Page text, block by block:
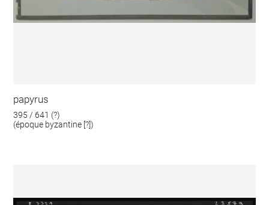
papyrus
395 / 641 (?)
(époque byzantine [?])